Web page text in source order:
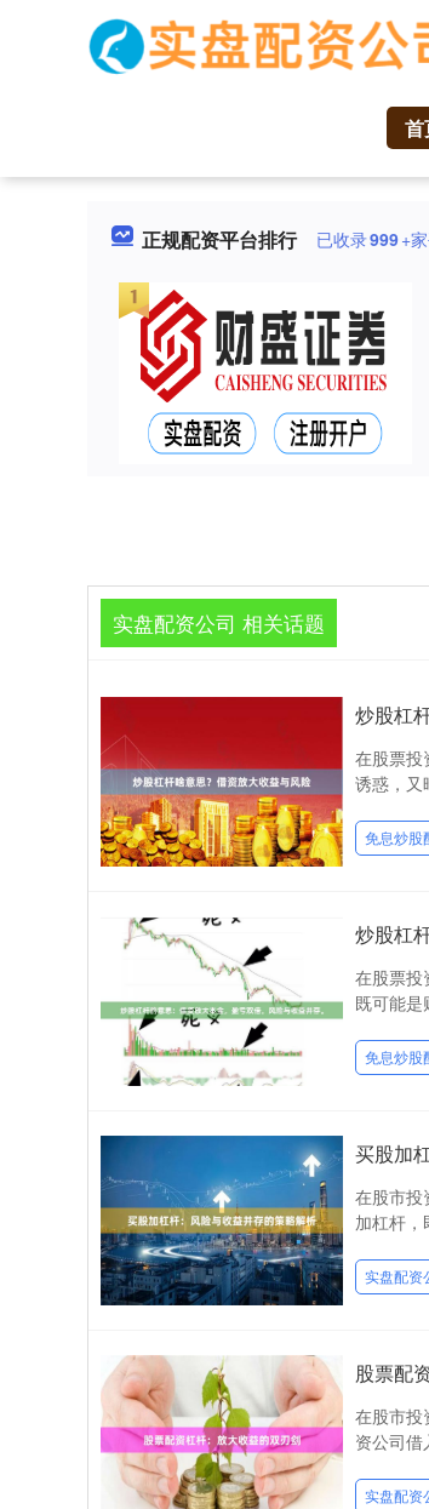
首
正规配资平台排行 已收录999+
实盘配资公司 相关话题
炒股杠
在股票投
诱惑，又
免息炒股
炒股杠
在股票投
既可能
免息炒股
买股加
在股市投
加杠杆
实盘配资
股票配
在股市投
资公司
实盘配资